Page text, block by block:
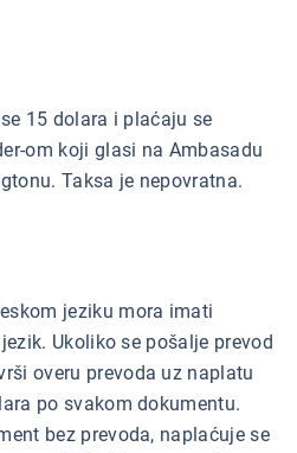
15 dolara i plaćaju se
om koji glasi na Ambasadu
Taksa je nepovratna.
jeziku mora imati
Ukoliko se pošalje prevod
overu prevoda uz naplatu
po svakom dokumentu.
bez prevoda, naplaćuje se